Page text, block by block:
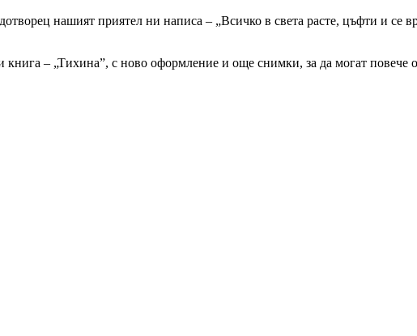
нашият приятел ни написа – „Всичко в света расте, цъфти и се
книга – „Тихина”, с ново оформление и още снимки, за да могат повече